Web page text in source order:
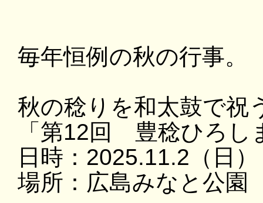
毎年恒例の秋の行事。
秋の稔りを和太鼓で祝
「第12回 豊稔ひろし
日時：2025.11.2（日
場所：広島みなと公園